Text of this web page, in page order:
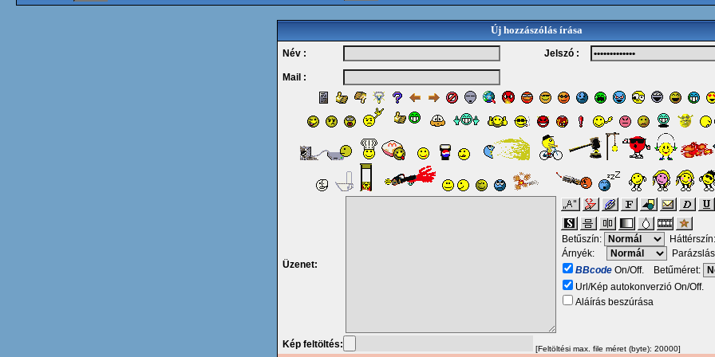
Új hozzászólás írása
Név : Jelszó :
Mail :
Üzenet:
Betűszín:
Árnyék:
BBcodeOn/Off. Betűméret:
Url/Kép autokonverzió On/Off.
Aláírás beszúrása
Kép feltöltés: [Feltöltési max. file méret (byte): 20000]